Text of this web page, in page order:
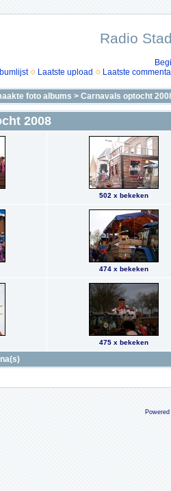
Radio
Laatste upload Laatste
foto albums > Carnavals optocht
2008
502 x bekeken
474 x bekeken
475 x bekeken